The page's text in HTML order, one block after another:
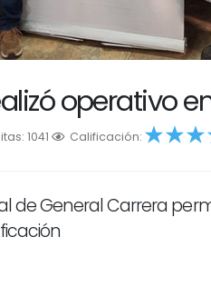
operativo
1041 Calificación:
1 2 3 4 5
de General Carrera